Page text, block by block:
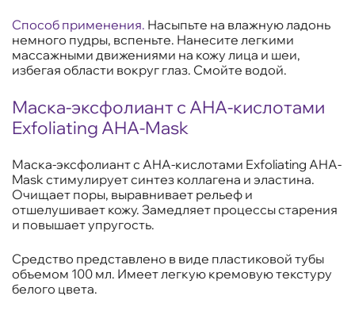
Способ применения. Насыпьте на влажную ладонь
немного пудры, вспеньте. Нанесите легкими
массажными движениями на кожу лица и шеи,
избегая области вокруг глаз. Смойте водой.
Маска-эксфолиант с AHA-кислотами
Exfoliating AHA-Mask
Маска-эксфолиант с AHA-кислотами Exfoliating AHA-
Mask стимулирует синтез коллагена и эластина.
Очищает поры, выравнивает рельеф и
отшелушивает кожу. Замедляет процессы старения
и повышает упругость.
Средство представлено в виде пластиковой тубы
объемом 100 мл. Имеет легкую кремовую текстуру
белого цвета.